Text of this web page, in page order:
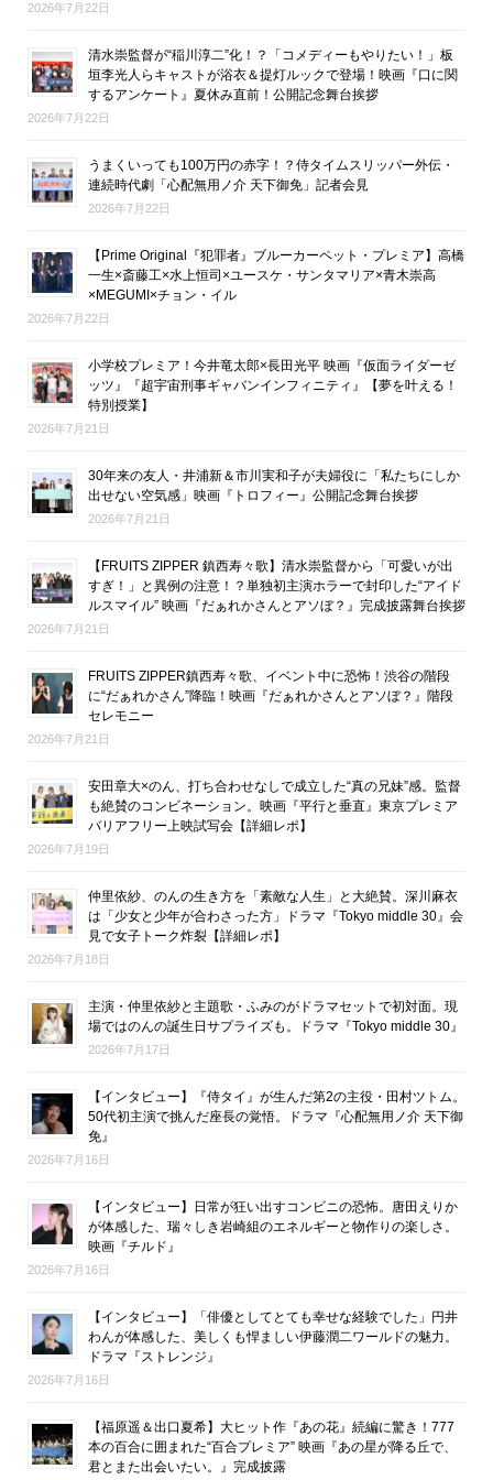
2026年7月22日
清水崇監督が“稲川淳二”化！？「コメディーもやりたい！」板
垣李光人らキャストが浴衣＆提灯ルックで登場！映画『口に関
するアンケート』夏休み直前！公開記念舞台挨拶
2026年7月22日
うまくいっても100万円の赤字！？侍タイムスリッパー外伝・
連続時代劇「心配無用ノ介 天下御免」記者会見
2026年7月22日
【Prime Original『犯罪者』ブルーカーペット・プレミア】高橋
一生×斎藤工×水上恒司×ユースケ・サンタマリア×青木崇高
×MEGUMI×チョン・イル
2026年7月22日
小学校プレミア！今井竜太郎×長田光平 映画『仮面ライダーゼ
ッツ』『超宇宙刑事ギャバンインフィニティ』【夢を叶える！
特別授業】
2026年7月21日
30年来の友人・井浦新＆市川実和子が夫婦役に「私たちにしか
出せない空気感」映画『トロフィー』公開記念舞台挨拶
2026年7月21日
【FRUITS ZIPPER 鎮西寿々歌】清水崇監督から「可愛いが出
すぎ！」と異例の注意！？単独初主演ホラーで封印した“アイド
ルスマイル” 映画『だぁれかさんとアソぼ？』完成披露舞台挨拶
2026年7月21日
FRUITS ZIPPER鎮西寿々歌、イベント中に恐怖！渋谷の階段
に“だぁれかさん”降臨！映画『だぁれかさんとアソぼ？』階段
セレモニー
2026年7月21日
安田章大×のん、打ち合わせなしで成立した“真の兄妹”感。監督
も絶賛のコンビネーション。映画『平行と垂直』東京プレミア
バリアフリー上映試写会【詳細レポ】
2026年7月19日
仲里依紗、のんの生き方を「素敵な人生」と大絶賛。深川麻衣
は「少女と少年が合わさった方」ドラマ『Tokyo middle 30』会
見で女子トーク炸裂【詳細レポ】
2026年7月18日
主演・仲里依紗と主題歌・ふみのがドラマセットで初対面。現
場ではのんの誕生日サプライズも。ドラマ『Tokyo middle 30』
2026年7月17日
【インタビュー】『侍タイ』が生んだ第2の主役・田村ツトム。
50代初主演で挑んだ座長の覚悟。ドラマ『心配無用ノ介 天下御
免』
2026年7月16日
【インタビュー】日常が狂い出すコンビニの恐怖。唐田えりか
が体感した、瑞々しき岩崎組のエネルギーと物作りの楽しさ。
映画『チルド』
2026年7月16日
【インタビュー】「俳優としてとても幸せな経験でした」円井
わんが体感した、美しくも悍ましい伊藤潤二ワールドの魅力。
ドラマ『ストレンジ』
2026年7月16日
【福原遥＆出口夏希】大ヒット作『あの花』続編に驚き！777
本の百合に囲まれた“百合プレミア” 映画『あの星が降る丘で、
君とまた出会いたい。』完成披露